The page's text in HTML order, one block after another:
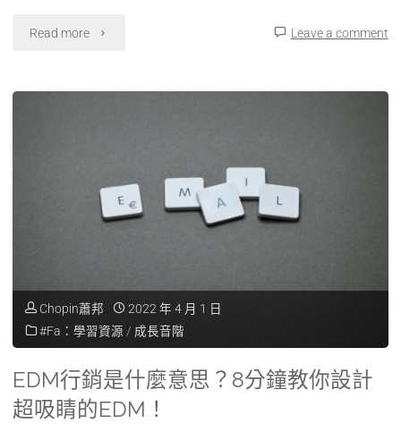
Read more Leave a comment
Chopin蕭邦
2022 年 4 月 1 日
#Fa：學習資源 / 成長音階
EDM行銷是什麼意思？8分鐘教你設計
超吸睛的EDM！